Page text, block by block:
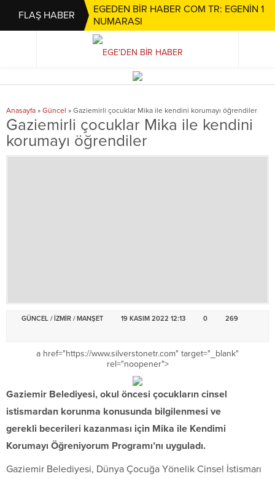
FLAŞ HABER
EGEDEN BİR HABER COM TR: EGENİN 1
NUMARASI
Anasayfa » Güncel » Gaziemirli çocuklar Mika ile kendini korumayı öğrendiler
Gaziemirli çocuklar Mika ile kendini
korumayı öğrendiler
GÜNCEL /İZMİR /MANŞET 19 KASIM 2022 12:13 0 269
a href="https://www.silverstonetr.com" target="_blank"
rel="noopener">
Gaziemir Belediyesi, okul öncesi çocukların cinsel
istismardan korunma konusunda bilgilenmesi ve
gerekli becerileri kazanması için Mika ile Kendimi
Korumayı Öğreniyorum Programı’nı uyguladı.
Gaziemir Belediyesi, Dünya Çocuğa Yönelik Cinsel İstismarı